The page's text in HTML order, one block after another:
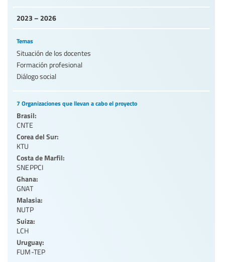
2023 – 2026
Temas
Situación de los docentes
Formación profesional
Diálogo social
7 Organizaciones que llevan a cabo el proyecto
Brasil:
CNTE
Corea del Sur:
KTU
Costa de Marfil:
SNEPPCI
Ghana:
GNAT
Malasia:
NUTP
Suiza:
LCH
Uruguay:
FUM-TEP